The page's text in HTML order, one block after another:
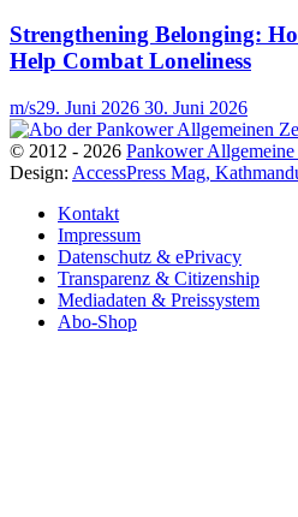
Strengthening Belonging:
Help Combat Loneliness
m/s29. Juni 2026 30. Juni 2026
© 2012 - 2026 Pankower
Design: AccessPress Mag,
Kontakt
Impressum
Datenschutz & ePrivacy
Transparenz & Citizenship
Mediadaten & Preissystem
Abo-Shop